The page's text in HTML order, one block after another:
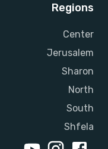
Regions
Center
Jerusalem
Sharon
North
South
Shfela